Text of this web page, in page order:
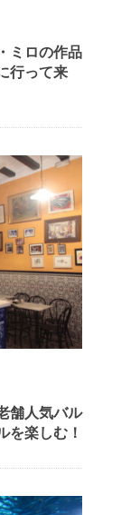
ミロの作品
行って来
舗人気バル
を楽しむ！